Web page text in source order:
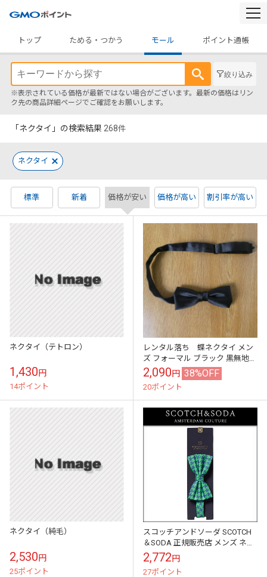
トップ
ためる・つかう モール ポイント通帳
絞り込み
※表示されている価格が最新ではない場合がございます。最新の価格はリン
ク先の商品詳細ページでご確認をお願いします。
「ネクタイ」の検索結果 268件
ネクタイ
標準 新着 価格が安い 価格が高い 割引率が高い
ネクタイ（テトロン）
1,430円
14ポイント
レンタル落ち 蝶ネクタイ メン
ズ フォーマル ブラック 黒無地
RE01
2,090円 38%OFF
20ポイント
ネクタイ（純毛）
2,530円
25ポイント
スコッチアンドソーダ SCOTCH
＆SODA 正規販売店 メンズ ネク
タイ Bowtie in retro pattern 101...
2,772円
27ポイント